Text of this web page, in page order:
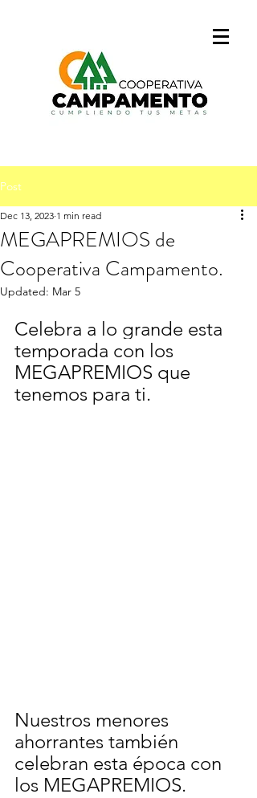
Post
MEGAPREMIOS de
Cooperativa Campamento.
Dec 13, 2023 1 min read
Updated: Mar 5
Celebra a lo grande esta
temporada con los
MEGAPREMIOS que
tenemos para ti.
Nuestros menores
ahorrantes también
celebran esta época con
los MEGAPREMIOS.